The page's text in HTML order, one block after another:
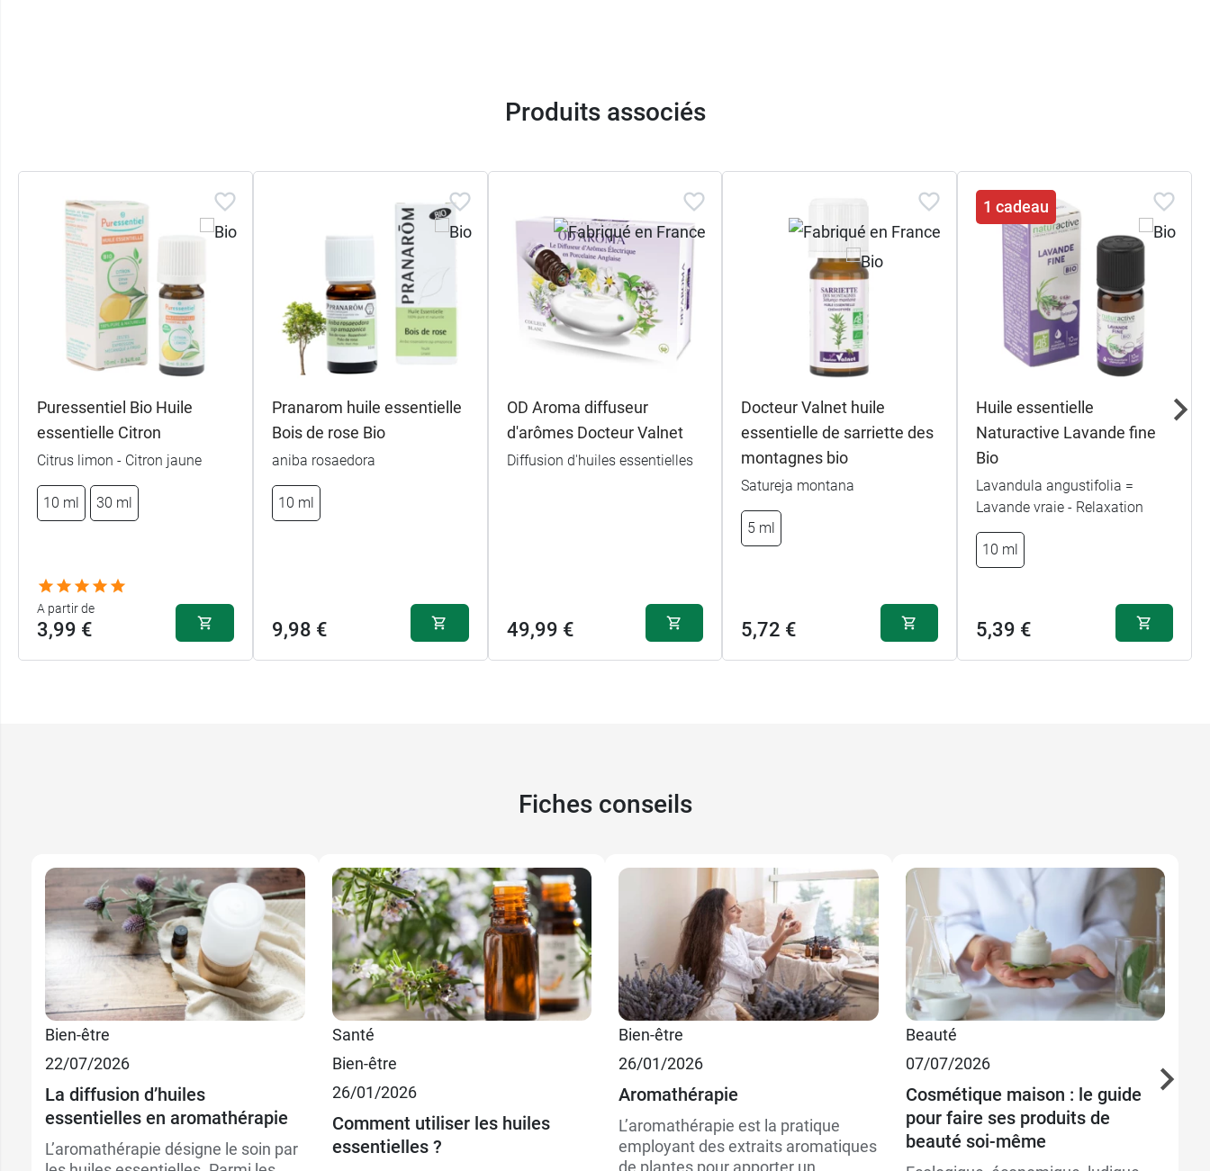
Produits associés
Puressentiel Bio Huile
essentielle Citron
Citrus limon - Citron jaune
10 ml 30 ml
A partir de
3,99 €
10 ml
Pranarom huile essentielle
Bois de rose Bio
aniba rosaedora
10 ml
9,98 €
OD Aroma diffuseur
d'arômes Docteur Valnet
Diffusion d'huiles essentielles
49,99 €
Docteur Valnet huile
essentielle de sarriette des
montagnes bio
Satureja montana
5 ml
5,72 €
1 cadeau
Huile essentielle
Naturactive Lavande fine
Bio
Lavandula angustifolia =
Lavande vraie - Relaxation
10 ml
5,39 €
Fiches conseils
Bien-être
22/07/2026
La diffusion d’huiles
essentielles en aromathérapie
L’aromathérapie désigne le soin par
Santé
Bien-être
26/01/2026
Comment utiliser les huiles
essentielles ?
Bien-être
26/01/2026
Aromathérapie
L’aromathérapie est la pratique
employant des extraits aromatiques
Beauté
07/07/2026
Cosmétique maison : le guide
pour faire ses produits de
beauté soi-même